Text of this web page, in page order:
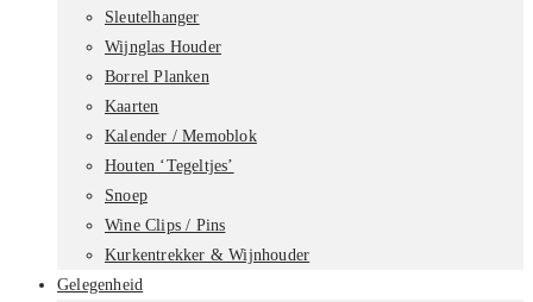
Sleutelhanger
Wijnglas Houder
Borrel Planken
Kaarten
Kalender / Memoblok
Houten ‘Tegeltjes’
Snoep
Wine Clips / Pins
Kurkentrekker & Wijnhouder
Gelegenheid